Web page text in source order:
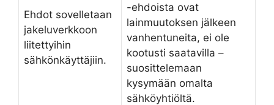
Ehdot sovelletaan
jakeluverkkoon
liitettyihin
sähkönkäyttäjiin.
-ehdoista ovat
lainmuutoksen jälkeen
vanhentuneita, ei ole
kootusti saatavilla –
suosittelemaan
kysymään omalta
sähköyhtiöltä.